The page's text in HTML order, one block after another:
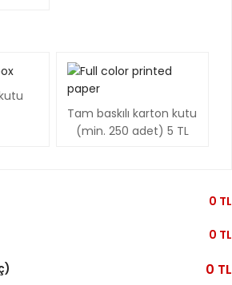
Tam baskılı karton kutu
(min. 250 adet) 5 TL
0 TL
0 TL
0 TL